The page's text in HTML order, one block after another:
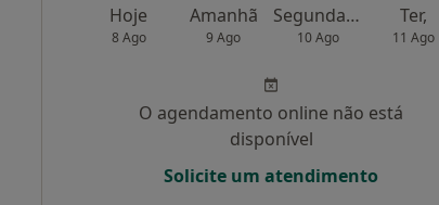
Hoje
8 Ago
Amanhã
9 Ago
Segunda-feira
10 Ago
Ter,
11 Ago
O agendamento online não está
disponível
Solicite um atendimento